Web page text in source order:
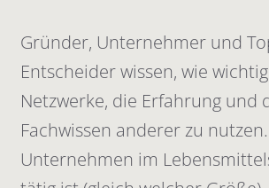
Gründer, Unternehmer und
Entscheider wissen, wie
Netzwerke, die Erfahrung und
Fachwissen anderer zu
Unternehmen im